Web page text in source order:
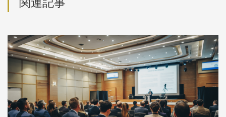
関連記事